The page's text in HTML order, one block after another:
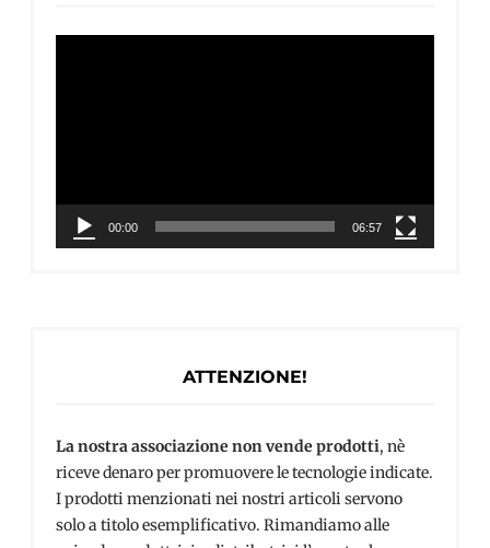
00:00 06:57
ATTENZIONE!
La nostra associazione non vende prodotti, nè
riceve denaro per promuovere le tecnologie indicate.
I prodotti menzionati nei nostri articoli servono
solo a titolo esemplificativo. Rimandiamo alle